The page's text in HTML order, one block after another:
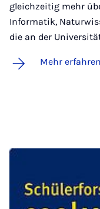
gleichzeitig mehr
Informatik,
die an der
Mehr erfahren